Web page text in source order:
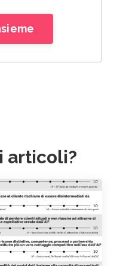
articoli?